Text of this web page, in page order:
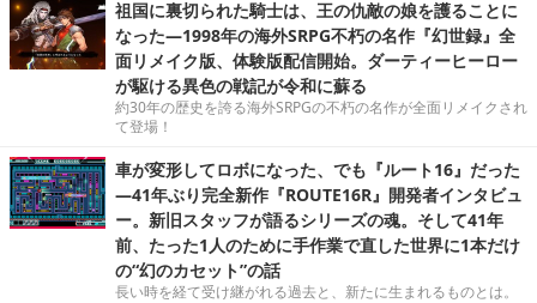
祖国に裏切られた騎士は、王の仇敵の娘を護ることに
なった―1998年の海外SRPG不朽の名作『幻世録』全
面リメイク版、体験版配信開始。ダーティーヒーロー
が駆ける異色の戦記が令和に蘇る
約30年の歴史を誇る海外SRPGの不朽の名作が全面リメイクされ
て登場！
車が変形してロボになった、でも『ルート16』だった
―41年ぶり完全新作『ROUTE16R』開発者インタビュ
ー。新旧スタッフが語るシリーズの魂。そして41年
前、たった1人のために手作業で直した世界に1本だけ
の“幻のカセット”の話
長い時を経て受け継がれる過去と、新たに生まれるものとは。